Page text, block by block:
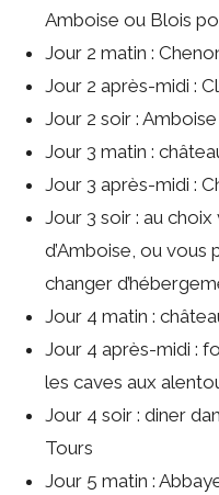
Amboise ou Blois
Jour 2 matin :
Jour 2 après-midi :
Jour 2 soir :
Jour 3 matin :
Jour 3 après-midi :
Jour 3 soir : au
d’Amboise, ou
changer
Jour 4 matin :
Jour 4 après-midi :
les caves aux
Jour 4 soir : diner
Tours
Jour 5 matin :